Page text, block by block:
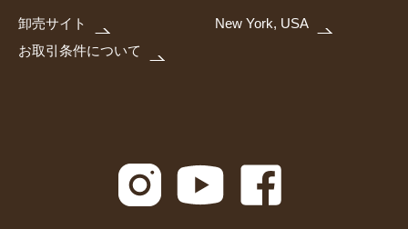
卸売サイト
お取引条件について
New York, USA